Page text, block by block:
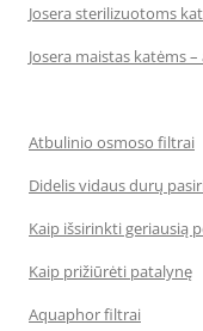
Josera sterilizuotoms
Josera maistas katėms
Atbulinio osmoso filtrai
Didelis vidaus durų
Kaip išsirinkti geriausią
Kaip prižiūrėti patalynę
Aquaphor filtrai